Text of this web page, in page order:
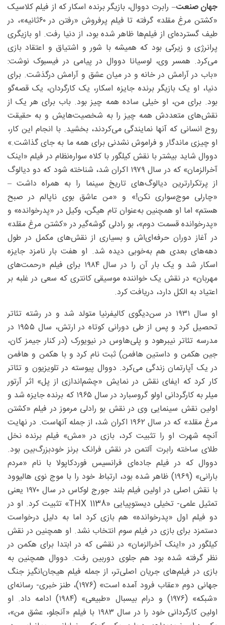
جهان صنعت– رابرت دووال، بازیگر برنده اسکار که از فیلم کلاسیک
«کشتن مرغ مقلد» گرفته تا فیلم پرفروش «رفتن در ۶۰ثانیه»، در
طیف گسترده‌ای از فیلم‌ها ظاهر شده بود، از دنیا رفت. او بازیگری
پرانرژی و زیرکی بود که همیشه با شور و اشتیاق و اعتقاد بازی
می‌کرد. همسر وی، لوسیانا دووال در پیامی در فیسبوک نوشت:
«باب در آرامش در خانه و در میان عشق و آرامش درگذشت. برای
دنیا، او یک بازیگر برنده جایزه اسکار، یک کارگردان، یک قصه‌گو
بود. برای من، او خیلی ساده همه چیز بود. باب برای هر یک از
نقش‌های متعددش همه چیز را به شخصیت‌هایش و به حقیقت
روح انسانی که آنها نمایندگی می‌کردند، بخشید. با انجام این کار،
او چیزی ماندگار و فراموش ‌نشدنی برای همه ما به جای‌ گذاشت.»
دووال شاید بیشتر با نقش کیلگور با کلاه سواره‌نظام در فیلم «اینک
آخرالزمان» که در سال ۱۹۷۹ اکران شد، شناخته شود که دو دیالوگ
از پرتکرارترین دیالوگ‌های تاریخ سینما را به همراه داشت –
«چارلی موج‌سواری نکن!» و «من عاشق بوی ناپالم در صبح
هستم» اما او همچنین به‌عنوان تام هیگن، وکیل در «پدرخوانده» و
«پدرخوانده قسمت دوم»، بو رادلی گوشه‌گیر در «کشتن مرغ مقلد»
در آغاز دوران حرفه‌ای‌اش و بسیاری از نقش‌های مکمل در طول
دهه‌های بعدی هم به‌خوبی دیده شد. او هفت بار نامزد جایزه
اسکار شد و یک بار آن را در سال ۱۹۸۴ برای فیلم «رحمت‌های
مهربان» در نقش یک خواننده موسیقی کانتری که سعی در غلبه بر
اعتیاد به الکل دارد، دریافت کرد.
او سال ۱۹۳۱ در سن‌دیگوی کالیفرنیا متولد شد و در رشته تئاتر
تحصیل کرد و پس از طی دورانی کوتاه در ارتش، سال ۱۹۵۵ در
مدرسه تئاتر نیبرهود و پلی‌هاوس در نیویورک (در کنار جیمز کان،
جین هکمن و داستین ‌هافمن) ثبت نام کرد و با هکمن و ‌هافمن
در یک آپارتمان زندگی می‌کرد. دووال پیوسته در تلویزیون و تئاتر
کار کرد که ایفای نقش در نمایش «چشم‌اندازی از پل» اثر آرتور
میلر به کارگردانی اولو گروسبارد در سال ۱۹۶۵ که برنده جایزه شد و
اولین نقش سینمایی وی در نقش بو رادلی مرموز در فیلم «کشتن
مرغ مقلد» که در سال ۱۹۶۲ اکران شد، از جمله آنهاست. در نهایت
آنچه شهرت او را تثبیت کرد، بازی در «مش» فیلم برنده نخل
طلای ساخته رابرت آلتمن در نقش فرانک برنز خودبزرگ‌بین بود.
دووال که در فیلم جاده‌ای فرانسیس فوردکاپولا با نام «مردم
بارانی» (۱۹۶۹) ظاهر شده بود، ارتباط خود را با موج نوی ‌هالیوود
با نقش اصلی در اولین فیلم بلند جورج لوکاس در سال ۱۹۷۰ یعنی
تمثیل علمی- تخیلی دیستوپیایی «THX 1138» تثبیت کرد. او در
دو فیلم اول «پدرخوانده» هم بازی کرد اما به دلیل درخواست
دستمزد برای بازی در فیلم سوم انتخاب نشد. او همچنین در نقش
کیلگور در «اینک آخرالزمان» در نقشی که در ابتدا برای هکمن در
نظر گرفته شده بود هم جلوی دوربین رفت. دووال همچنین به
بازی در فیلم‌های جریان اصلی‌تر، از جمله فیلم هیجان‌انگیز جنگ
جهانی دوم «عقاب فرود آمده است» (۱۹۷۶)، طنز خبری- رسانه‌ای
«شبکه» (۱۹۷۶) و درام بیسبال «طبیعی» (۱۹۸۴) ادامه داد. او
اولین کارگردانی خود را در سال ۱۹۸۳ با فیلم «آنجلو، عشق من»،